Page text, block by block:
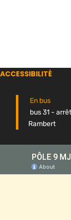
ACCESSIBILITÉ
En bus
bus 31 -
Rambert